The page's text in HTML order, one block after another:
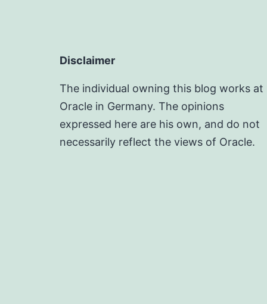
Disclaimer
The individual owning this blog works at
Oracle in Germany. The opinions
expressed here are his own, and do not
necessarily reflect the views of Oracle.